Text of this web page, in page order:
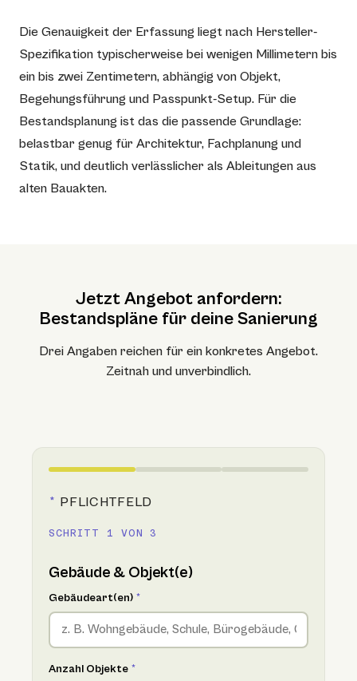
Die Genauigkeit der Erfassung liegt nach Hersteller-
Spezifikation typischerweise bei wenigen Millimetern bis
ein bis zwei Zentimetern, abhängig von Objekt,
Begehungsführung und Passpunkt-Setup. Für die
Bestandsplanung ist das die passende Grundlage:
belastbar genug für Architektur, Fachplanung und
Statik, und deutlich verlässlicher als Ableitungen aus
alten Bauakten.
Jetzt Angebot anfordern:
Bestandspläne für deine Sanierung
Drei Angaben reichen für ein konkretes Angebot.
Zeitnah und unverbindlich.
* PFLICHTFELD
SCHRITT 1 VON 3
Gebäude & Objekt(e)
Gebäudeart(en) *
Anzahl Objekte *